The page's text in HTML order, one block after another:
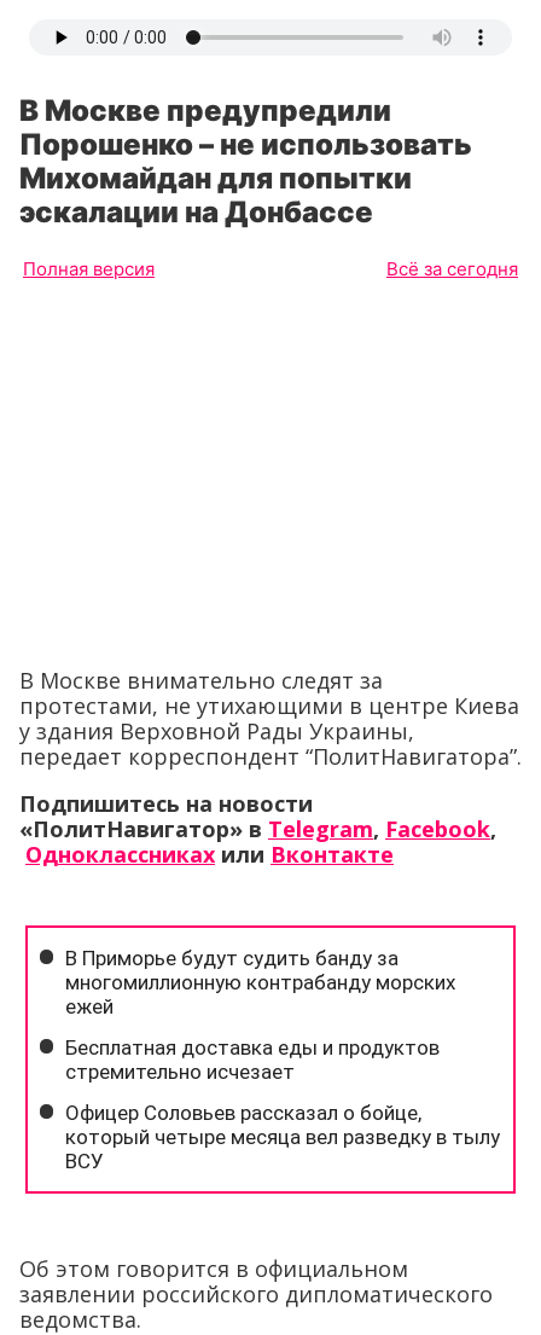
В Москве предупредили
Порошенко – не использовать
Михомайдан для попытки
эскалации на Донбассе
Полная версия Всё за сегодня
В Москве внимательно следят за
протестами, не утихающими в центре Киева
у здания Верховной Рады Украины,
передает корреспондент “ПолитНавигатора”.
Подпишитесь на новости
«ПолитНавигатор» в Telegram, Facebook,
Одноклассниках или Вконтакте
Об этом говорится в официальном
заявлении российского дипломатического
ведомства.